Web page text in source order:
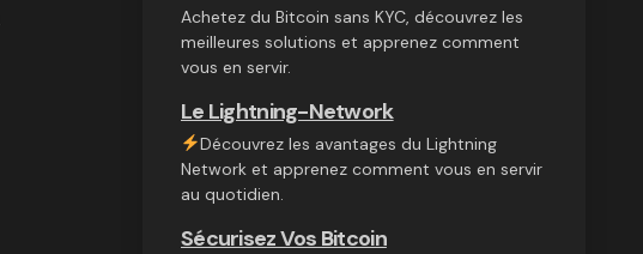
Achetez du Bitcoin sans KYC, découvrez les
meilleures solutions et apprenez comment
vous en servir.
Le Lightning-Network
Découvrez les avantages du Lightning
Network et apprenez comment vous en servir
au quotidien.
Sécurisez Vos Bitcoin